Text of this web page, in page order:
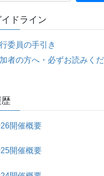
ドライン
委員の手引き
者の方へ・必ずお読みく
歴
開催概要
開催概要